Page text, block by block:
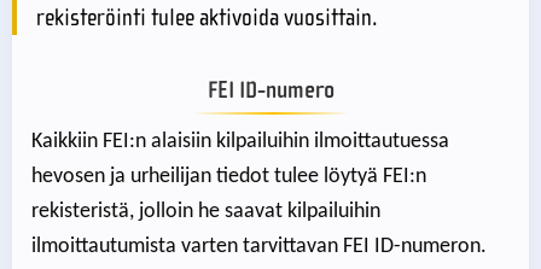
rekisteröinti tulee aktivoida vuosittain.
FEI ID-numero
Kaikkiin FEI:n alaisiin kilpailuihin ilmoittautuessa
hevosen ja urheilijan tiedot tulee löytyä FEI:n
rekisteristä, jolloin he saavat kilpailuihin
ilmoittautumista varten tarvittavan FEI ID-numeron.